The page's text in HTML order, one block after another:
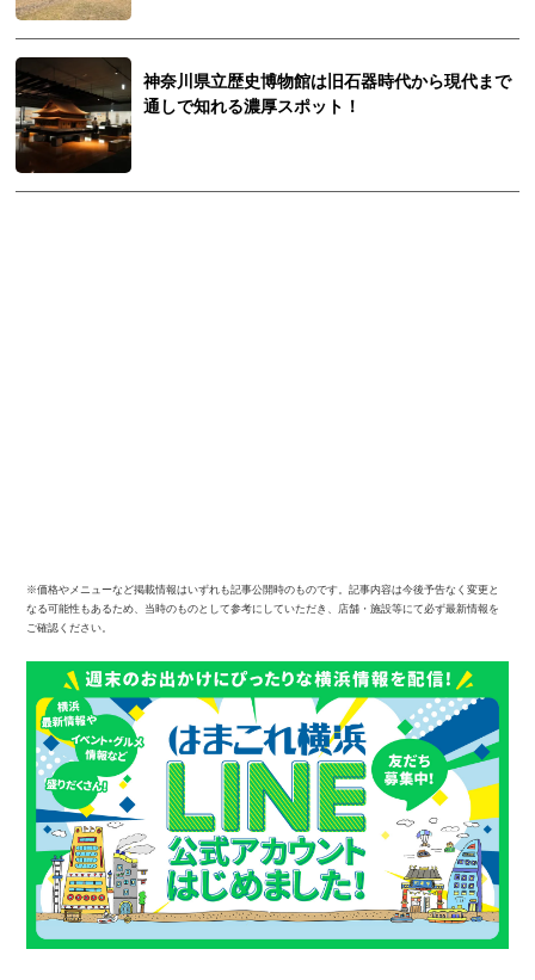
神奈川県立歴史博物館は旧石器時代から現代まで
通しで知れる濃厚スポット！
※価格やメニューなど掲載情報はいずれも記事公開時のものです。記事内容は今後予告なく変更と
なる可能性もあるため、当時のものとして参考にしていただき、店舗・施設等にて必ず最新情報を
ご確認ください。